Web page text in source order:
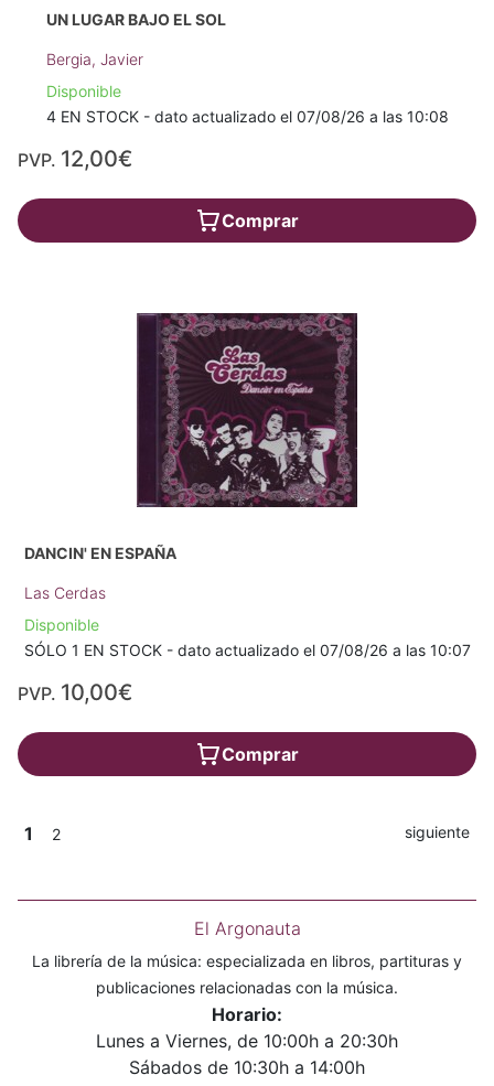
UN LUGAR BAJO EL SOL
Bergia, Javier
Disponible
4 EN STOCK - dato actualizado el 07/08/26 a las 10:08
PVP. 12,00€
Comprar
DANCIN' EN ESPAÑA
Las Cerdas
Disponible
SÓLO 1 EN STOCK - dato actualizado el 07/08/26 a las 10:07
PVP. 10,00€
Comprar
1 2 siguiente
El Argonauta
La librería de la música: especializada en libros, partituras y
publicaciones relacionadas con la música.
Horario:
Lunes a Viernes, de 10:00h a 20:30h
Sábados de 10:30h a 14:00h